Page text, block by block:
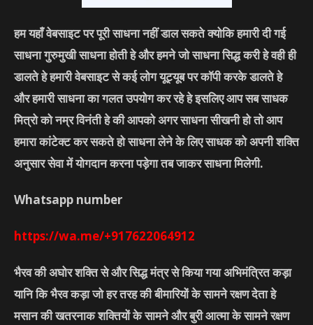
हम यहाँ वेबसाइट पर पूरी साधना नहीं डाल सकते क्योकि हमारी दी गई
साधना गुरुमुखी साधना होती हे और हमने जो साधना सिद्ध करी हे वही ही
डालते हे हमारी वेबसाइट से कई लोग यूट्यूब पर कॉपी करके डालते हे
और हमारी साधना का गलत उपयोग कर रहे हे इसलिए आप सब साधक
मित्रो को नम्र विनंती हे की आपको अगर साधना सीखनी हो तो आप
हमारा कांटेक्ट कर सकते हो साधना लेने के लिए साधक को अपनी शक्ति
अनुसार सेवा में योगदान करना पड़ेगा तब जाकर साधना मिलेगी.
Whatsapp number
https://wa.me/+917622064912
भैरव की अघोर शक्ति से और सिद्ध मंत्र से किया गया अभिमंत्रित कड़ा
यानि कि भैरव कड़ा जो हर तरह की बीमारियों के सामने रक्षण देता हे
मसान की खतरनाक शक्तियों के सामने और बुरी आत्मा के सामने रक्षण